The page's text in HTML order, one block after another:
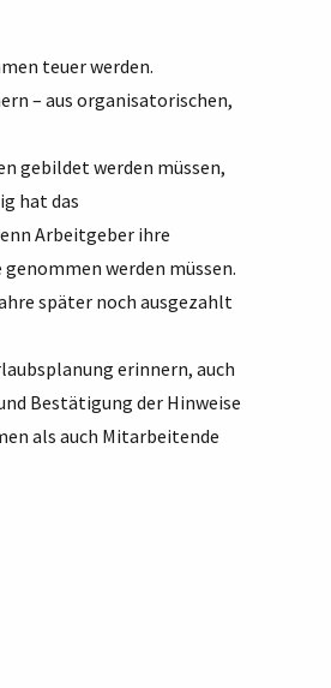
teuer werden.
– aus organisatorischen,
gebildet werden müssen,
hat das
Arbeitgeber ihre
werden müssen.
später noch ausgezahlt
erinnern, auch
Bestätigung der Hinweise
als auch Mitarbeitende